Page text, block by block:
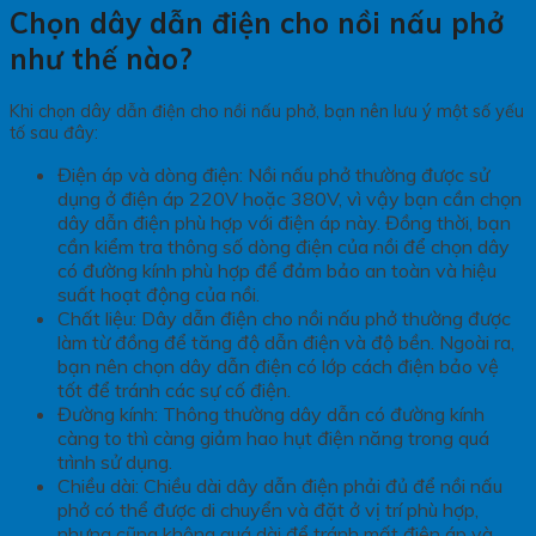
Chọn dây dẫn điện cho nồi nấu phở
như thế nào?
Khi chọn dây dẫn điện cho nồi nấu phở, bạn nên lưu ý một số yếu
tố sau đây:
Điện áp và dòng điện: Nồi nấu phở thường được sử
dụng ở điện áp 220V hoặc 380V, vì vậy bạn cần chọn
dây dẫn điện phù hợp với điện áp này. Đồng thời, bạn
cần kiểm tra thông số dòng điện của nồi để chọn dây
có đường kính phù hợp để đảm bảo an toàn và hiệu
suất hoạt động của nồi.
Chất liệu: Dây dẫn điện cho nồi nấu phở thường được
làm từ đồng để tăng độ dẫn điện và độ bền. Ngoài ra,
bạn nên chọn dây dẫn điện có lớp cách điện bảo vệ
tốt để tránh các sự cố điện.
Đường kính: Thông thường dây dẫn có đường kính
càng to thì càng giảm hao hụt điện năng trong quá
trình sử dụng.
Chiều dài: Chiều dài dây dẫn điện phải đủ để nồi nấu
phở có thể được di chuyển và đặt ở vị trí phù hợp,